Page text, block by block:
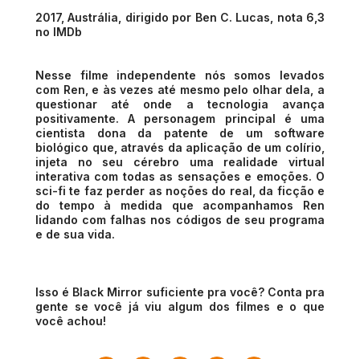
2017, Austrália, dirigido por Ben C. Lucas, nota 6,3
no IMDb
Nesse filme independente nós somos levados
com Ren, e às vezes até mesmo pelo olhar dela, a
questionar até onde a tecnologia avança
positivamente. A personagem principal é uma
cientista dona da patente de um software
biológico que, através da aplicação de um colírio,
injeta no seu cérebro uma realidade virtual
interativa com todas as sensações e emoções. O
sci-fi te faz perder as noções do real, da ficção e
do tempo à medida que acompanhamos Ren
lidando com falhas nos códigos de seu programa
e de sua vida.
Isso é Black Mirror suficiente pra você? Conta pra
gente se você já viu algum dos filmes e o que
você achou!